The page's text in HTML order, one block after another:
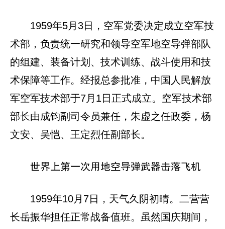
1959年5月3日，空军党委决定成立空军技
术部，负责统一研究和领导空军地空导弹部队
的组建、装备计划、技术训练、战斗使用和技
术保障等工作。经报总参批准，中国人民解放
军空军技术部于7月1日正式成立。空军技术部
部长由成钧副司令员兼任，朱虚之任政委，杨
文安、吴恺、王定烈任副部长。
世界上第一次用地空导弹武器击落飞机
1959年10月7日，天气久阴初晴。二营营
长岳振华担任正常战备值班。虽然国庆期间，